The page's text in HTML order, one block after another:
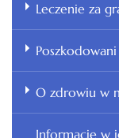
Leczenie za
O zdrowiu w
Informacje w